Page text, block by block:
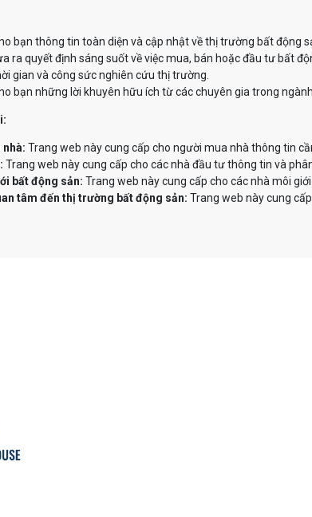
bạn thông tin toàn diện và cập nhật về thị trường bất động
ra quyết định sáng suốt về việc mua, bán hoặc đầu tư bất
gian và công sức nghiên cứu thị trường.
bạn những lời khuyên hữu ích từ các chuyên gia trong ngành.
nhà: Trang web này cung cấp cho người mua nhà thông tin
Trang web này cung cấp cho các nhà đầu tư thông tin và
bất động sản: Trang web này cung cấp cho các nhà môi
tâm đến thị trường bất động sản: Trang web này cung